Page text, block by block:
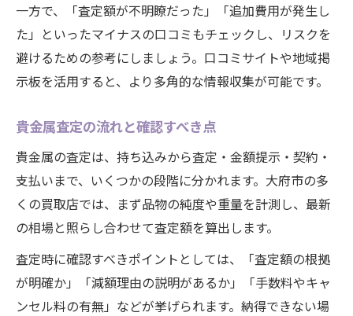
一方で、「査定額が不明瞭だった」「追加費用が発生し
た」といったマイナスの口コミもチェックし、リスクを
避けるための参考にしましょう。口コミサイトや地域掲
示板を活用すると、より多角的な情報収集が可能です。
貴金属査定の流れと確認すべき点
貴金属の査定は、持ち込みから査定・金額提示・契約・
支払いまで、いくつかの段階に分かれます。大府市の多
くの買取店では、まず品物の純度や重量を計測し、最新
の相場と照らし合わせて査定額を算出します。
査定時に確認すべきポイントとしては、「査定額の根拠
が明確か」「減額理由の説明があるか」「手数料やキャ
ンセル料の有無」などが挙げられます。納得できない場